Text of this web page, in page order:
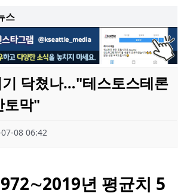
스
기 닥쳤나…"테스토스테론
토막"
08 06:42
년 평균치 5